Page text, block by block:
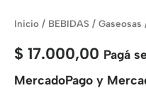
Inicio / BEBIDAS / Gaseosas
$ 17.000,00 Pagá
MercadoPago y